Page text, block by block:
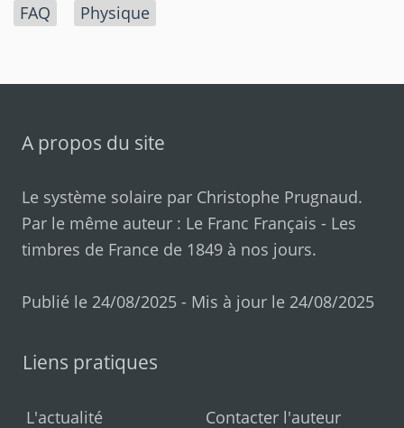
FAQ Physique
A propos du site
Le système solaire par Christophe Prugnaud.
Par le même auteur : Le Franc Français - Les
timbres de France de 1849 à nos jours.
Publié le 24/08/2025 - Mis à jour le 24/08/2025
Liens pratiques
L'actualité Contacter l'auteur